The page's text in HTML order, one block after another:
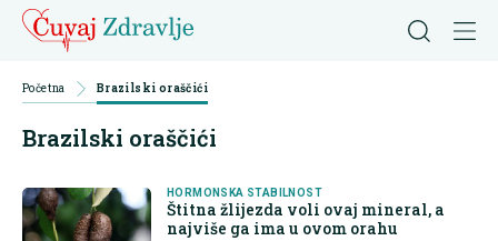
Početna Brazilski oraščići
Brazilski oraščići
HORMONSKA STABILNOST
Štitna žlijezda voli ovaj mineral, a
najviše ga ima u ovom orahu